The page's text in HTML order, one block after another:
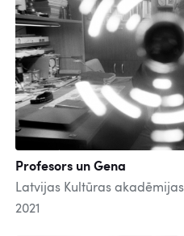
Profesors un Gena
Latvijas Kultūras
2021